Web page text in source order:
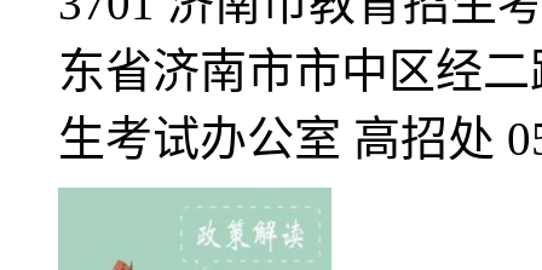
东省济南市市中区经二
生考试办公室 高招处